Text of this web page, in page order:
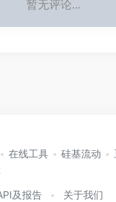
暂无评论...
在线工具 硅基流动
及报告 关于我们